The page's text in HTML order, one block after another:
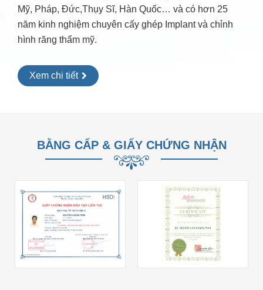
Mỹ, Pháp, Đức,Thụy Sĩ, Hàn Quốc… và có hơn 25
năm kinh nghiệm chuyên cấy ghép Implant và chỉnh
hình răng thẩm mỹ.
Xem chi tiết
BẰNG CẤP & GIẤY CHỨNG NHẬN